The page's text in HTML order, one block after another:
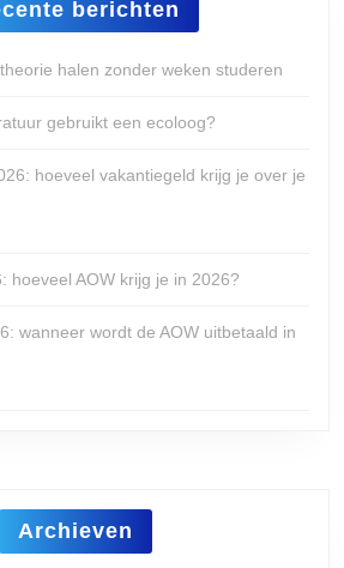
berichten
halen zonder weken studeren
gebruikt een ecoloog?
hoeveel vakantiegeld krijg je over je
hoeveel AOW krijg je in 2026?
wanneer wordt de AOW uitbetaald in
Archieven